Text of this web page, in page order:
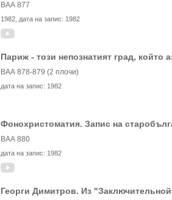
ВАА 877
1982 , дата на запис: 1982
Париж - този непознатият град, който
ВАА 878-879 (2 плочи)
дата на запис: 1982
Фонохристоматия. Запис на
ВАА 880
дата на запис: 1982
Георги Димитров. Из